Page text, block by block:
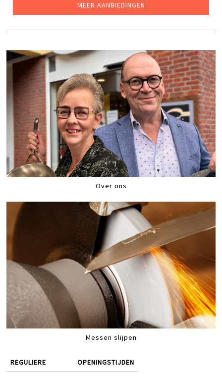
MEER AANBIEDINGEN
Over ons
Messen slijpen
REGULIERE OPENINGSTIJDEN